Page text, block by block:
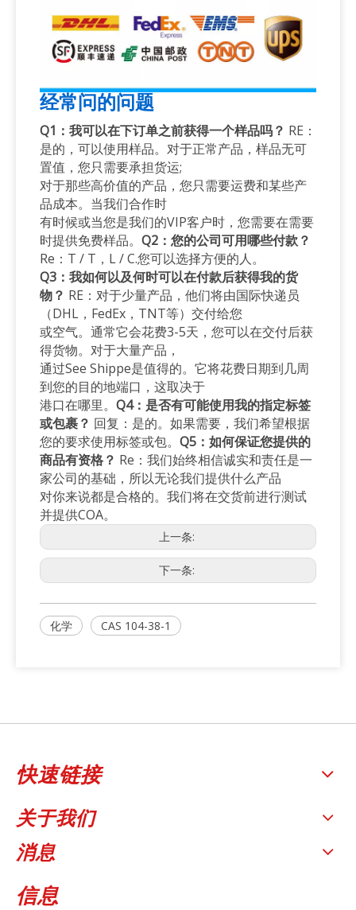
经常问的问题
Q1：我可以在下订单之前获得一个样品吗？ RE：
是的，可以使用样品。对于正常产品，样品无可
置值，您只需要承担货运;
对于那些高价值的产品，您只需要运费和某些产
品成本。当我们合作时
有时候或当您是我们的VIP客户时，您需要在需要
时提供免费样品。 Q2：您的公司可用哪些付款？
Re：T / T，L / C.您可以选择方便的人。
Q3：我如何以及何时可以在付款后获得我的货
物？ RE：对于少量产品，他们将由国际快递员
（DHL，FedEx，TNT等）交付给您
或空气。通常它会花费3-5天，您可以在交付后获
得货物。对于大量产品，
通过See Shippe是值得的。它将花费日期到几周
到您的目的地端口，这取决于
港口在哪里。 Q4：是否有可能使用我的指定标签
或包裹？ 回复：是的。如果需要，我们希望根据
您的要求使用标签或包。 Q5：如何保证您提供的
商品有资格？ Re：我们始终相信诚实和责任是一
家公司的基础，所以无论我们提供什么产品
对你来说都是合格的。我们将在交货前进行测试
并提供COA。
上一条:
下一条:
化学 CAS 104-38-1
快速链接
关于我们
消息
信息